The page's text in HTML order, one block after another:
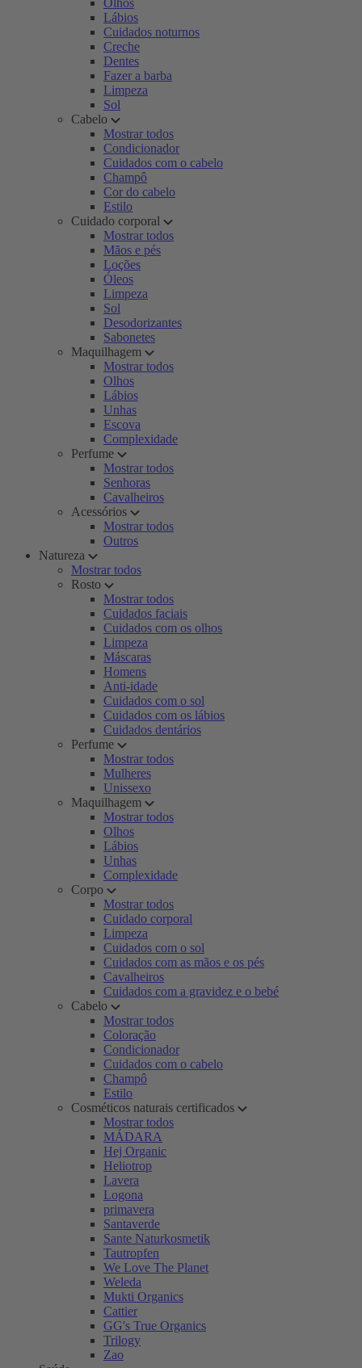
Olhos
Lábios
Cuidados noturnos
Creche
Dentes
Fazer a barba
Limpeza
Sol
Cabelo
Mostrar todos
Condicionador
Cuidados com o cabelo
Champô
Cor do cabelo
Estilo
Cuidado corporal
Mostrar todos
Mãos e pés
Loções
Óleos
Limpeza
Sol
Desodorizantes
Sabonetes
Maquilhagem
Mostrar todos
Olhos
Lábios
Unhas
Escova
Complexidade
Perfume
Mostrar todos
Senhoras
Cavalheiros
Acessórios
Mostrar todos
Outros
Natureza
Mostrar todos
Rosto
Mostrar todos
Cuidados faciais
Cuidados com os olhos
Limpeza
Máscaras
Homens
Anti-idade
Cuidados com o sol
Cuidados com os lábios
Cuidados dentários
Perfume
Mostrar todos
Mulheres
Unissexo
Maquilhagem
Mostrar todos
Olhos
Lábios
Unhas
Complexidade
Corpo
Mostrar todos
Cuidado corporal
Limpeza
Cuidados com o sol
Cuidados com as mãos e os pés
Cavalheiros
Cuidados com a gravidez e o bebé
Cabelo
Mostrar todos
Coloração
Condicionador
Cuidados com o cabelo
Champô
Estilo
Cosméticos naturais certificados
Mostrar todos
MÁDARA
Hej Organic
Heliotrop
Lavera
Logona
primavera
Santaverde
Sante Naturkosmetik
Tautropfen
We Love The Planet
Weleda
Mukti Organics
Cattier
GG's True Organics
Trilogy
Zao